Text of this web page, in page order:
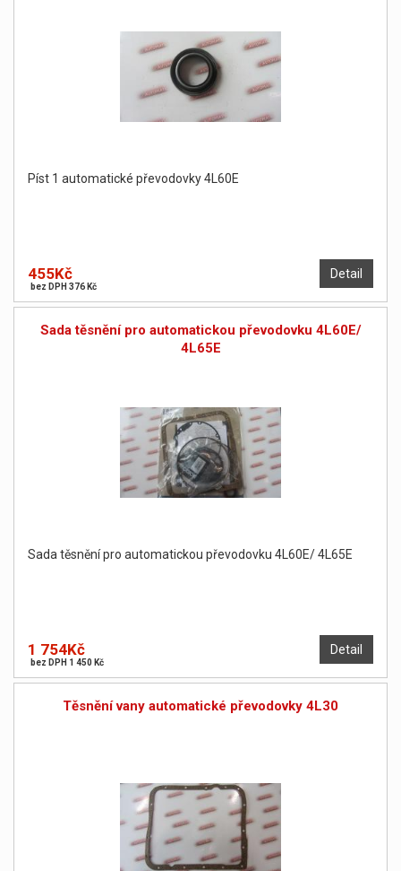
Píst 1 automatické převodovky 4L60E
Detail
455Kč
bez DPH 376 Kč
Sada těsnění pro automatickou převodovku 4L60E/
4L65E
Sada těsnění pro automatickou převodovku 4L60E/ 4L65E
Detail
1 754Kč
bez DPH 1 450 Kč
Těsnění vany automatické převodovky 4L30